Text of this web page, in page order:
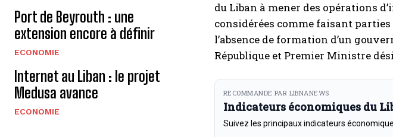
Port de Beyrouth : une
extension encore à définir
ECONOMIE
Internet au Liban : le projet
Medusa avance
ECONOMIE
du Liban à mener des opérations
considérées comme faisant
l’absence de formation d’un
République et Premier Ministre
RECOMMANDE PAR LIBNANEWS
Indicateurs économiques du
Suivez les principaux indicateurs